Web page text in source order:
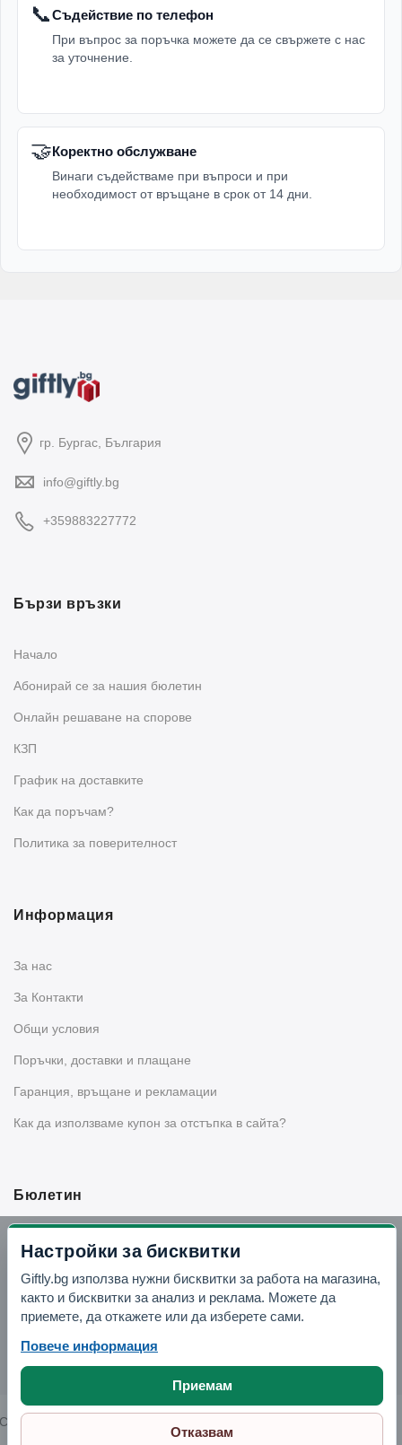
📞Съдействие по телефон
При въпрос за поръчка можете да се свържете с нас
за уточнение.
🤝Коректно обслужване
Винаги съдействаме при въпроси и при
необходимост от връщане в срок от 14 дни.
гр. Бургас, България
info@giftly.bg
+359883227772
Бързи връзки
Начало
Абонирай се за нашия бюлетин
Oнлайн решаване на спорове
КЗП
График на доставките
Как да поръчам?
Политика за поверителност
Информация
За нас
За Контакти
Общи условия
Поръчки, доставки и плащане
Гаранция, връщане и рекламации
Как да използваме купон за отстъпка в сайта?
Бюлетин
Вземи -10% отстъпка в Telegram
Отвори Telegram
Copyright © 2026 GIFTLY.BG. All rights reserved.
Настройки за бисквитки
Giftly.bg използва нужни бисквитки за работа на магазина,
както и бисквитки за анализ и реклама. Можете да
приемете, да откажете или да изберете сами.
Повече информация
Приемам
Отказвам